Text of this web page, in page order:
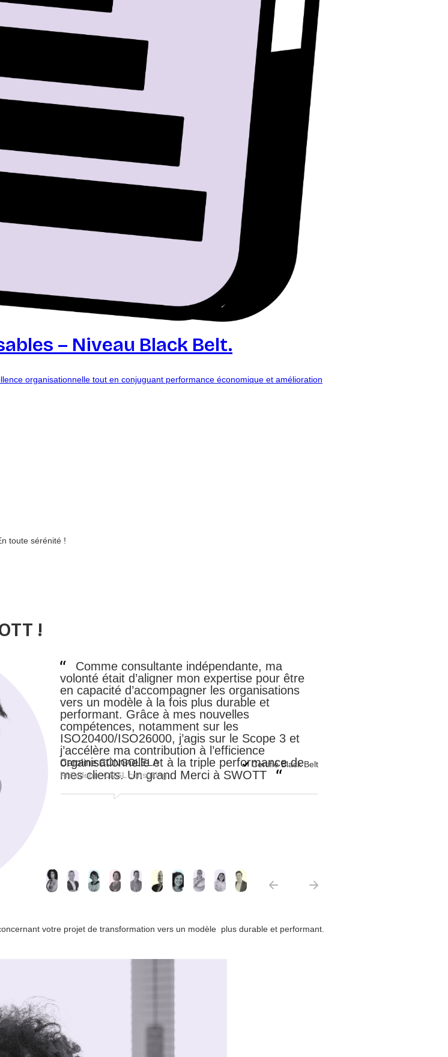
– Niveau Black Belt.
organisationnelle tout en conjuguant performance économique et amélioration
toute sérénité !
!
Comme consultante indépendante, ma
volonté était d’aligner mon expertise pour être
en capacité d’accompagner les organisations
vers un modèle à la fois plus durable et
performant. Grâce à mes nouvelles
compétences, notamment sur les
ISO20400/ISO26000, j’agis sur le Scope 3 et
j’accélère ma contribution à l’efficience
organisationnelle et à la triple performance de
mes clients. Un grand Merci à SWOTT
Caroline CONGOLELA
Présidente CNGL consulting
Certifié Black Belt
votre projet de transformation vers un modèle plus durable et performant.